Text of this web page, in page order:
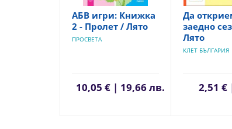
АБВ игри: Книжка
2 - Пролет / Лято
ПРОСВЕТА
10,05 € | 19,66 лв.
Да
заедно
Лято
КЛЕТ БЪЛГАРИЯ
2,51 €